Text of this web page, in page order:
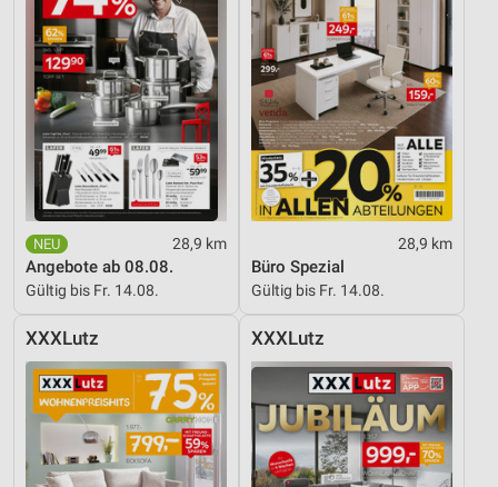
28,9 km
Angebote ab 08.08.
Gültig bis Fr. 14.08.
28,9 km
Büro Spezial
Gültig bis Fr. 14.08.
XXXLutz XXXLutz